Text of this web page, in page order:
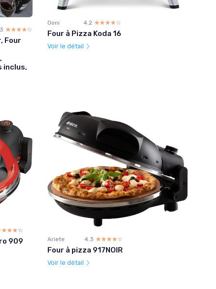
☆☆☆☆☆
★★★★★
Four
inclus,
Ooni 4.2 ☆☆☆☆☆
★★★★★
Four à Pizza Koda 16
Voir le détail
909 Ariete 4.3 ☆☆☆☆☆
★★★★★
Four à pizza 917NOIR
Voir le détail